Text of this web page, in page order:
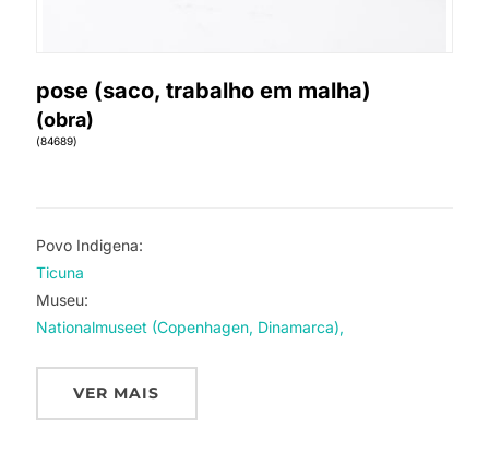
pose (saco, trabalho em malha)
(obra)
(84689)
Povo Indigena:
Ticuna
Museu:
Nationalmuseet (Copenhagen, Dinamarca),
VER MAIS